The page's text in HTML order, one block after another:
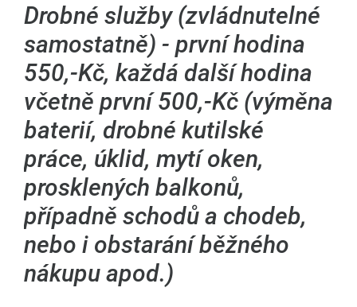
Drobné služby (zvládnutelné
samostatně) - první hodina
550,-Kč, každá další hodina
včetně první 500,-Kč (výměna
baterií, drobné kutilské
práce, úklid, mytí oken,
prosklených balkonů,
případně schodů a chodeb,
nebo i obstarání běžného
nákupu apod.)